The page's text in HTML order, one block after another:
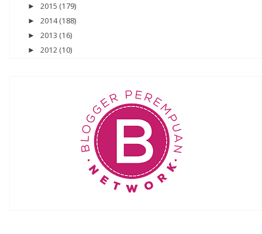
► 2015 (179)
► 2014(188)
► 2013 (16)
► 2012 (10)